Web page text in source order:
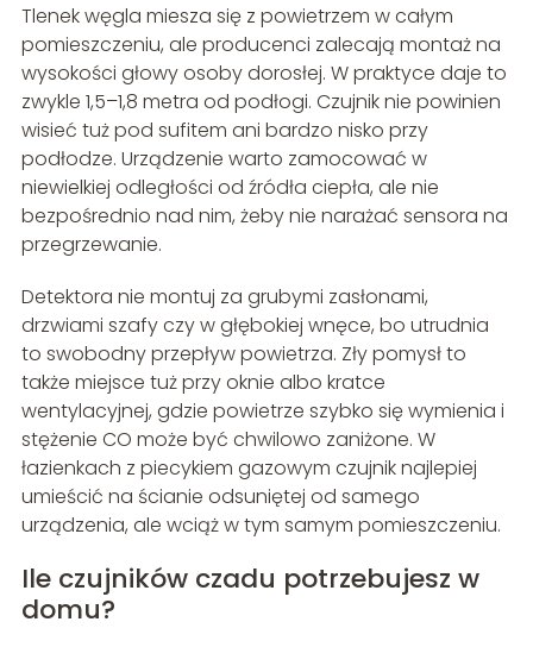
Tlenek węgla miesza się z powietrzem w całym
pomieszczeniu, ale producenci zalecają montaż na
wysokości głowy osoby dorosłej. W praktyce daje to
zwykle 1,5–1,8 metra od podłogi. Czujnik nie powinien
wisieć tuż pod sufitem ani bardzo nisko przy
podłodze. Urządzenie warto zamocować w
niewielkiej odległości od źródła ciepła, ale nie
bezpośrednio nad nim, żeby nie narażać sensora na
przegrzewanie.
Detektora nie montuj za grubymi zasłonami,
drzwiami szafy czy w głębokiej wnęce, bo utrudnia
to swobodny przepływ powietrza. Zły pomysł to
także miejsce tuż przy oknie albo kratce
wentylacyjnej, gdzie powietrze szybko się wymienia i
stężenie CO może być chwilowo zaniżone. W
łazienkach z piecykiem gazowym czujnik najlepiej
umieścić na ścianie odsuniętej od samego
urządzenia, ale wciąż w tym samym pomieszczeniu.
Ile czujników czadu potrzebujesz w
domu?